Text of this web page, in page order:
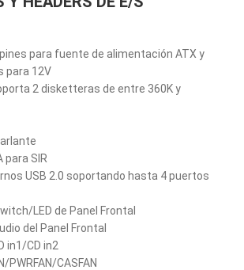
para fuente de alimentación ATX y
para 12V
2 disketteras de entre 360K y
para SIR
USB 2.0 soportando hasta 4 puertos
LED de Panel Frontal
del Panel Frontal
in1/CD in2
PWRFAN/CASFAN